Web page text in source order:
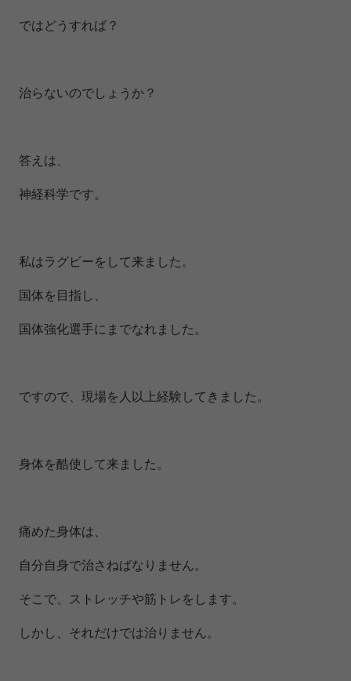
ではどうすれば？
治らないのでしょうか？
答えは、
神経科学です。
私はラグビーをして来ました。
国体を目指し、
国体強化選手にまでなれました。
ですので、現場を人以上経験してきました。
身体を酷使して来ました。
痛めた身体は、
自分自身で治さねばなりません。
そこで、ストレッチや筋トレをします。
しかし、それだけでは治りません。